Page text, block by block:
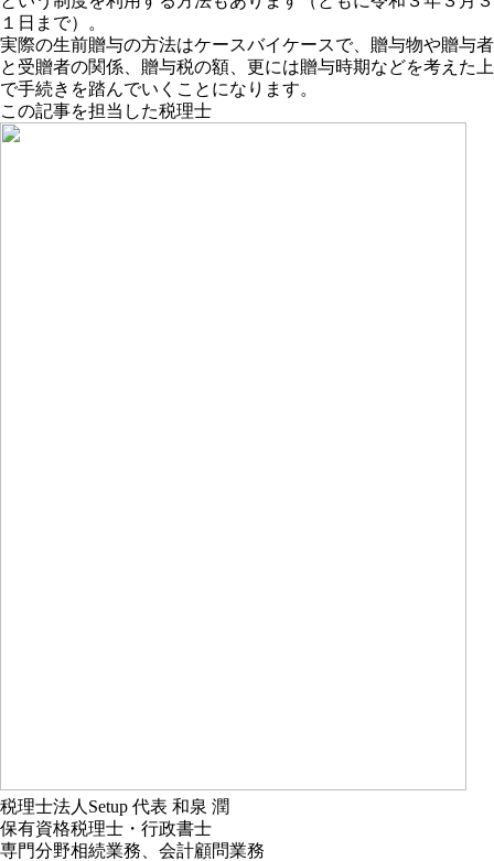
１日まで）。
実際の生前贈与の方法はケースバイケースで、贈与物や贈与者
と受贈者の関係、贈与税の額、更には贈与時期などを考えた上
で手続きを踏んでいくことになります。
この記事を担当した税理士
税理士法人Setup 代表 和泉 潤
保有資格税理士・行政書士
専門分野相続業務、会計顧問業務